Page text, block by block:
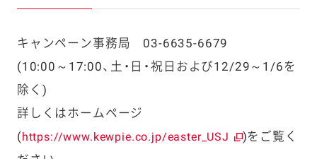
キャンペーン事務局 03-6635-6679
(10:00～17:00、土・日・祝日および12/29～1/6を
除く)
詳しくはホームページ
(https://www.kewpie.co.jp/easter_USJ
)をご覧く